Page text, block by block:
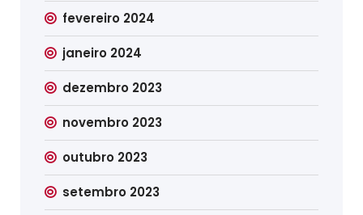
fevereiro 2024
janeiro 2024
dezembro 2023
novembro 2023
outubro 2023
setembro 2023